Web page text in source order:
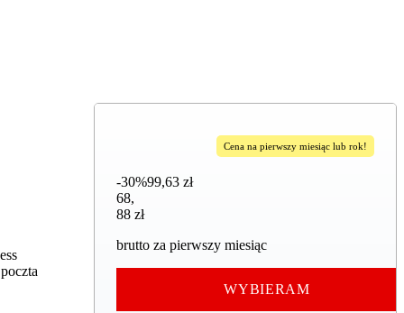
Cena na pierwszy miesiąc lub rok!
-30%99,63 zł
68,88 zł
68,
88 zł
brutto za pierwszy miesiąc
WYBIERAM